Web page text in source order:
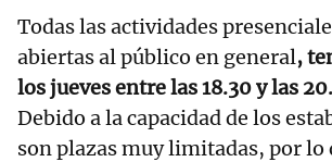
Todas las actividades
abiertas al público en general,
los jueves entre las 18.30 y las
Debido a la capacidad de los
son plazas muy limitadas, por lo